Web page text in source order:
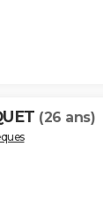
(26 ans)